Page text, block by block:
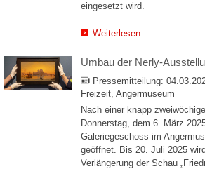
eingesetzt wird.
Weiterlesen
Umbau der Nerly-
Pressemitteilung:
Freizeit, Angermuseum
Nach einer knapp
Donnerstag, dem 6. März
Galeriegeschoss im
geöffnet. Bis 20. Juli 2025
Verlängerung der Schau